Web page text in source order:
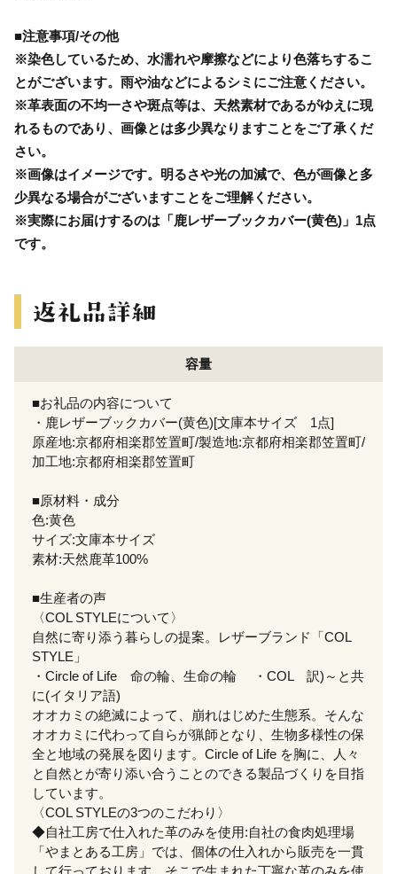
■注意事項/その他
※染色しているため、水濡れや摩擦などにより色落ちするこ
とがございます。雨や油などによるシミにご注意ください。
※革表面の不均一さや斑点等は、天然素材であるがゆえに現
れるものであり、画像とは多少異なりますことをご了承くだ
さい。
※画像はイメージです。明るさや光の加減で、色が画像と多
少異なる場合がございますことをご理解ください。
※実際にお届けするのは「鹿レザーブックカバー(黄色)」1点
です。
容量
■お礼品の内容について
・鹿レザーブックカバー(黄色)[文庫本サイズ 1点]
原産地:京都府相楽郡笠置町/製造地:京都府相楽郡笠置町/
加工地:京都府相楽郡笠置町
■原材料・成分
色:黄色
サイズ:文庫本サイズ
素材:天然鹿革100%
■生産者の声
〈COL STYLEについて〉
自然に寄り添う暮らしの提案。レザーブランド「COL
STYLE」
・Circle of Life 命の輪、生命の輪 ・COL 訳)～と共
に(イタリア語)
オオカミの絶滅によって、崩れはじめた生態系。そんな
オオカミに代わって自らが猟師となり、生物多様性の保
全と地域の発展を図ります。Circle of Life を胸に、人々
と自然とが寄り添い合うことのできる製品づくりを目指
しています。
〈COL STYLEの3つのこだわり〉
◆自社工房で仕入れた革のみを使用:自社の食肉処理場
「やまとある工房」では、個体の仕入れから販売を一貫
して行っております。そこで生まれた丁寧な革のみを使